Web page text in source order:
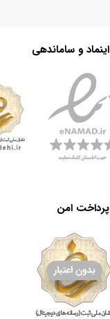
اینماد و ساماندهی
پرداخت امن